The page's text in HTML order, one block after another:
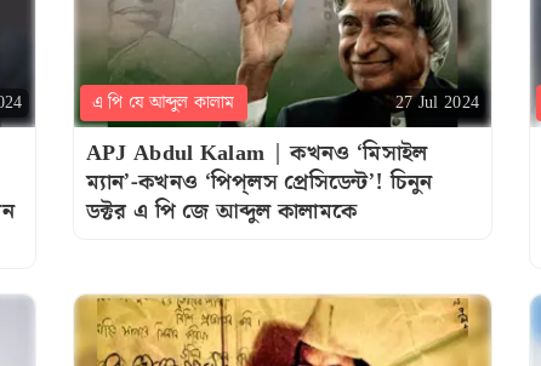
এ পি যে আব্দুল কালাম 27 Jul 2024
APJ Abdul Kalam | কখনও ‘মিসাইল
ম্যান’-কখনও ‘পিপ্‌লস প্রেসিডেন্ট’! চিনুন
ডক্টর এ পি জে আব্দুল কালামকে